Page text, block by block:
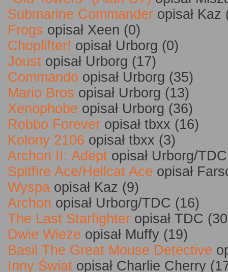
Submarine Commander opisał Kaz
Frogs opisał Xeen (0)
Choplifter! opisał Urborg (0)
Joust opisał Urborg (17)
Commando opisał Urborg (35)
Mario Bros opisał Urborg (13)
Xenophobe opisał Urborg (36)
Robbo Forever opisał tbxx (16)
Kolony 2106 opisał tbxx (3)
Archon II: Adept opisał Urborg/
Spitfire Ace/Hellcat Ace opisał
Wyspa opisał Kaz (9)
Archon opisał Urborg/TDC (16)
The Last Starfighter opisał TDC
Dwie Wieże opisał Muffy (19)
Basil The Great Mouse Detective
Inny Świat opisał Charlie Cherry